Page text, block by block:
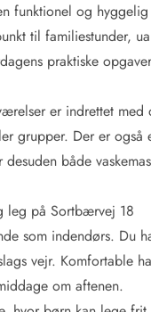
funktionel og
til familiestunder,
praktiske
er indrettet
grupper. Der er
både
leg på Sortbærvej 18
som indendørs. Du
vejr. Komfortable
om aftenen.